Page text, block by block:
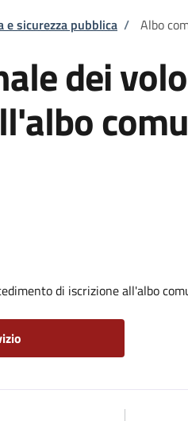
e sicurezza pubblica / Albo
dei
di iscrizione all'albo